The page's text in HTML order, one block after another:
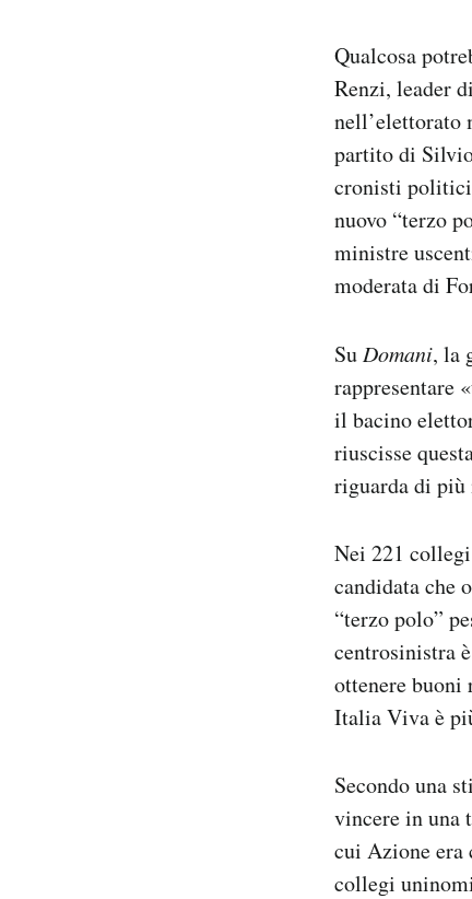
Qualcosa
Renzi, leader
nell’elettorato
partito di
cronisti politici
nuovo “terzo
ministre
moderata di
SuDomani, la
rappresentare
il bacino
riuscisse
riguarda di
Nei 221
candidata che
“terzo polo”
centrosinistra
ottenere
Italia Viva è
Secondo una
vincere in una
cui Azione era
collegi